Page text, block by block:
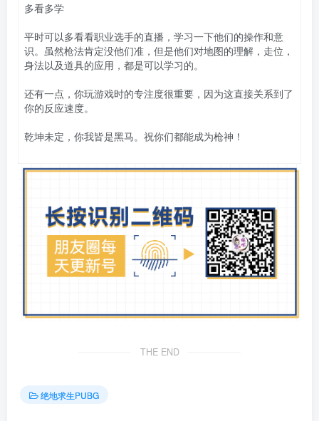
多看多学
平时可以多看看职业选手的直播，学习一下他们的操作和意
识。虽然枪法肯定没他们准，但是他们对地图的理解，走位，
身法以及道具的应用，都是可以学习的。
还有一点，你玩游戏时的专注度很重要，因为这直接关系到了
你的反应速度。
乾坤未定，你我皆是黑马。祝你们都能成为枪神！
THE END
绝地求生PUBG